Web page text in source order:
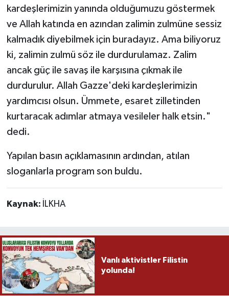
kardeşlerimizin yanında olduğumuzu göstermek
ve Allah katında en azından zalimin zulmüne sessiz
kalmadık diyebilmek için buradayız. Ama biliyoruz
ki, zalimin zulmü söz ile durdurulamaz. Zalim
ancak güç ile savaş ile karşısına çıkmak ile
durdurulur. Allah Gazze'deki kardeşlerimizin
yardımcısı olsun. Ümmete, esaret zilletinden
kurtaracak adımlar atmaya vesileler halk etsin."
dedi.
Yapılan basın açıklamasının ardından, atılan
sloganlarla program son buldu.
Kaynak: İLKHA
Vanlı aktivistler Filistin
yolunda!